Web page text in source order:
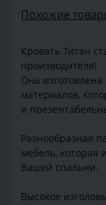
Похожие
Кровать Титан
производителя!
Она
материалов,
и
Разнообразная
мебель, которая
Вашей спальни.
Высокое